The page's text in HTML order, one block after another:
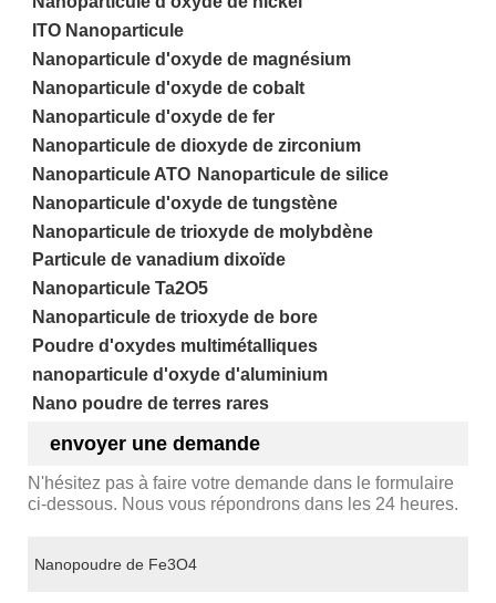
ITO Nanoparticule
Nanoparticule d'oxyde de magnésium
Nanoparticule d'oxyde de cobalt
Nanoparticule d'oxyde de fer
Nanoparticule de dioxyde de zirconium
Nanoparticule ATO Nanoparticule de silice
Nanoparticule d'oxyde de tungstène
Nanoparticule de trioxyde de molybdène
Particule de vanadium dixoïde
Nanoparticule Ta2O5
Nanoparticule de trioxyde de bore
Poudre d'oxydes multimétalliques
nanoparticule d'oxyde d'aluminium
Nano poudre de terres rares
envoyer une demande
N'hésitez pas à faire votre demande dans le formulaire
ci-dessous. Nous vous répondrons dans les 24 heures.